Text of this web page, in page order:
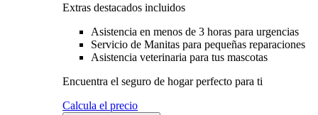
Extras destacados incluidos
Asistencia en menos de 3 horas para urgencias
Servicio de Manitas para pequeñas reparaciones
Asistencia veterinaria para tus mascotas
Encuentra el seguro de hogar perfecto para ti
Calcula el precio